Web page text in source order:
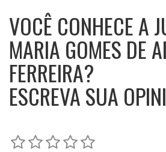
VOCÊ CONHECE A
MARIA GOMES DE
FERREIRA?
ESCREVA SUA